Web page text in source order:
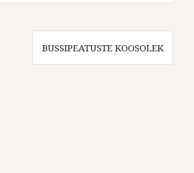
BUSSIPEATUSTE KOOSOLEK